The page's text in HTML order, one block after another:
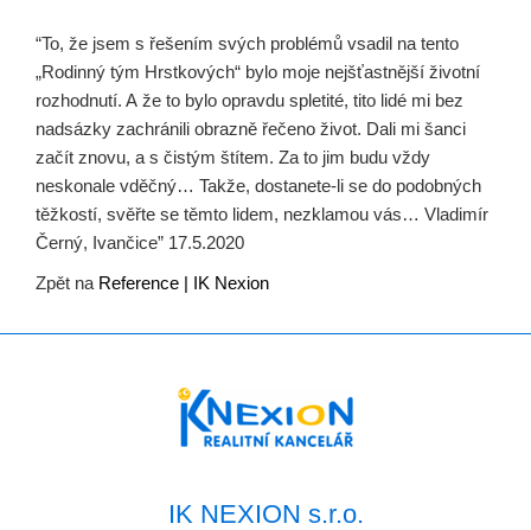
“To, že jsem s řešením svých problémů vsadil na tento
„Rodinný tým Hrstkových“ bylo moje nejšťastnější životní
rozhodnutí. A že to bylo opravdu spletité, tito lidé mi bez
nadsázky zachránili obrazně řečeno život. Dali mi šanci
začít znovu, a s čistým štítem. Za to jim budu vždy
neskonale vděčný… Takže, dostanete-li se do podobných
těžkostí, svěřte se těmto lidem, nezklamou vás… Vladimír
Černý, Ivančice” 17.5.2020
Zpět na Reference | IK Nexion
IK NEXION s.r.o.